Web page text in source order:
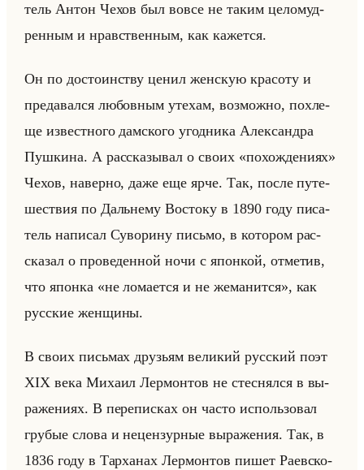
тель Антон Чехов был вовсе не таким це­ло­муд­
рен­ным и нрав­ствен­ным, как ка­жет­ся.
Он по до­сто­ин­ству ценил жен­скую кра­со­ту и
пре­да­вал­ся лю­бов­ным уте­хам, воз­мож­но, по­хле­
ще из­вест­но­го дам­ско­го угод­ни­ка Алек­сандра
Пуш­ки­на. А рас­ска­зы­вал о своих «похождениях»
Чехов, на­вер­но, даже еще ярче. Так, после пу­те­
ше­ствия по Дальне­му Во­сто­ку в 1890 году пи­са­
тель на­пи­сал Су­во­ри­ну письмо, в ко­то­ром рас­
ска­зал о про­ве­ден­ной ночи с япон­кой, от­ме­тив,
что япон­ка «не ломается и не жеманится», как
рус­ские жен­щи­ны.
В своих письмах дру­зьям ве­ли­кий рус­ский поэт
XIX века Ми­ха­ил Лер­мон­тов не стес­нял­ся в вы­
ра­же­ни­ях. В пе­ре­пис­ках он часто ис­пользо­вал
гру­бые слова и нецен­зур­ные вы­ра­же­ния. Так, в
1836 году в Тар­ха­нах Лер­мон­тов пишет Ра­ев­ско­